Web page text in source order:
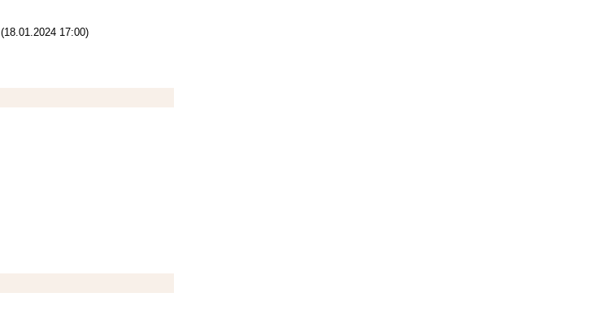
(18.01.2024 17:00)